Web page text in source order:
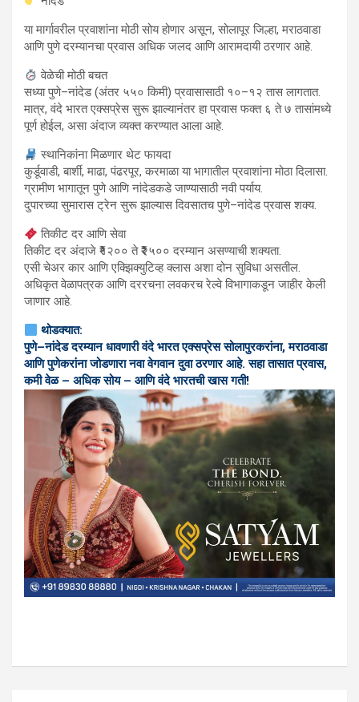
या मार्गावरील प्रवाशांना मोठी सोय होणार असून, सोलापूर जिल्हा, मराठवाडा
आणि पुणे दरम्यानचा प्रवास अधिक जलद आणि आरामदायी ठरणार आहे.
वेळेची मोठी बचत
सध्या पुणे–नांदेड (अंतर ५५० किमी) प्रवासासाठी १०–१२ तास लागतात.
मात्र, वंदे भारत एक्सप्रेस सुरू झाल्यानंतर हा प्रवास फक्त ६ ते ७ तासांमध्ये
पूर्ण होईल, असा अंदाज व्यक्त करण्यात आला आहे.
स्थानिकांना मिळणार थेट फायदा
कुर्डूवाडी, बार्शी, माढा, पंढरपूर, करमाळा या भागातील प्रवाशांना मोठा दिलासा.
ग्रामीण भागातून पुणे आणि नांदेडकडे जाण्यासाठी नवी पर्याय.
दुपारच्या सुमारास ट्रेन सुरू झाल्यास दिवसातच पुणे–नांदेड प्रवास शक्य.
तिकीट दर आणि सेवा
तिकीट दर अंदाजे ₹१२०० ते ₹२५०० दरम्यान असण्याची शक्यता.
एसी चेअर कार आणि एक्झिक्युटिव्ह क्लास अशा दोन सुविधा असतील.
अधिकृत वेळापत्रक आणि दररचना लवकरच रेल्वे विभागाकडून जाहीर केली
जाणार आहे.
थोडक्यात:
पुणे–नांदेड दरम्यान धावणारी वंदे भारत एक्सप्रेस सोलापुरकरांना, मराठवाडा
आणि पुणेकरांना जोडणारा नवा वेगवान दुवा ठरणार आहे. सहा तासात प्रवास,
कमी वेळ – अधिक सोय – आणि वंदे भारतची खास गती!